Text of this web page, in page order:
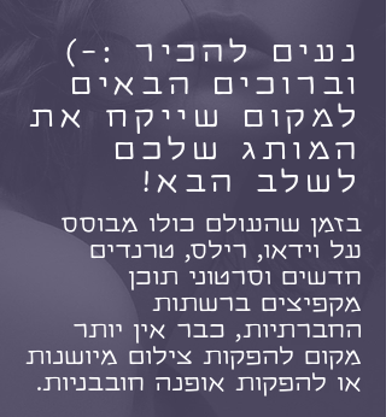
נעים להכיר :-)
וברוכים הבאים
למקום שייקח את
המותג שלכם
לשלב הבא!
בזמן שהעולם כולו מבוסס
על וידאו, רילס, טרנדים
חדשים וסרטוני תוכן
מקפיצים ברשתות
החברתיות, כבר אין יותר
מקום להפקות צילום מיושנות
או להפקות אופנה חובבניות.